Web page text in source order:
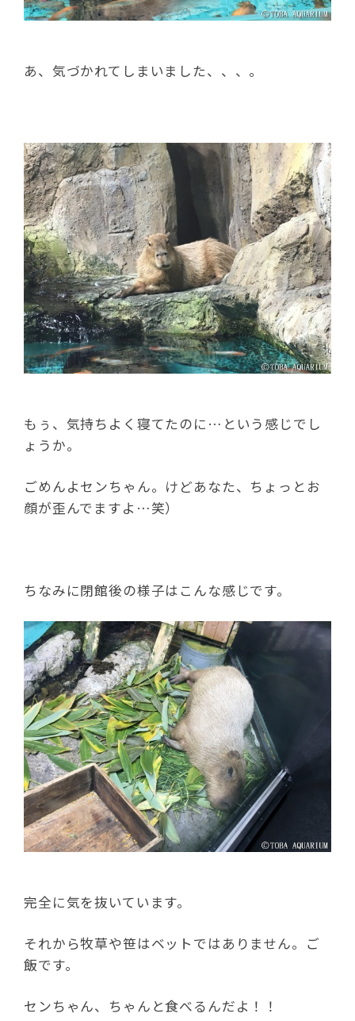
あ、気づかれてしまいました、、、。
もぅ、気持ちよく寝てたのに…という感じでし
ょうか。
ごめんよセンちゃん。けどあなた、ちょっとお
顔が歪んでますよ…笑）
ちなみに閉館後の様子はこんな感じです。
完全に気を抜いています。
それから牧草や笹はベットではありません。ご
飯です。
センちゃん、ちゃんと食べるんだよ！！